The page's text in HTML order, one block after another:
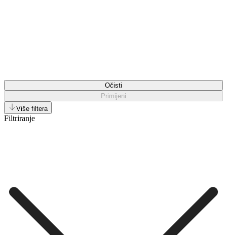
Očisti
Primijeni
Više filtera
Filtriranje